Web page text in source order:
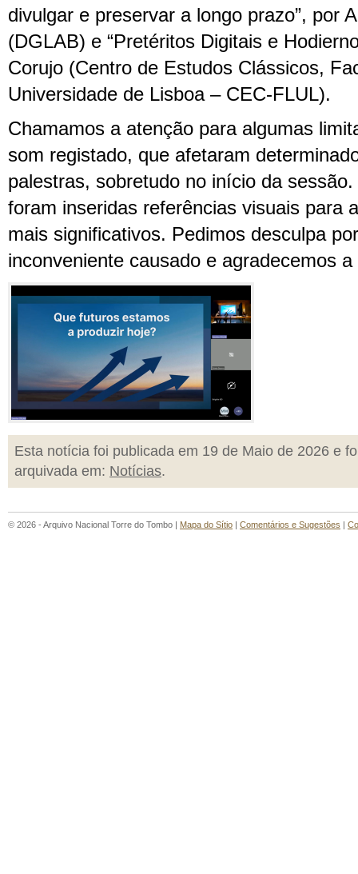
divulgar e preservar a longo prazo”, por
(DGLAB) e “Pretéritos Digitais e
Corujo (Centro de Estudos Clássicos,
Universidade de Lisboa – CEC-FLUL).
Chamamos a atenção para algumas
som registado, que afetaram
palestras, sobretudo no início da
foram inseridas referências visuais para
mais significativos. Pedimos desculpa
inconveniente causado e agradecemos
Esta notícia foi publicada em 19 de Maio de 2026 e
arquivada em: Notícias.
© 2026 - Arquivo Nacional Torre do Tombo | Mapa do Sítio | Comentários e Sugestões |